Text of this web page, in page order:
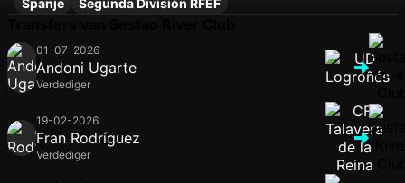
Spanje Segunda División RFEF
01-07-2026
Andoni Ugarte
Verdediger
19-02-2026
Fran Rodríguez
Verdediger